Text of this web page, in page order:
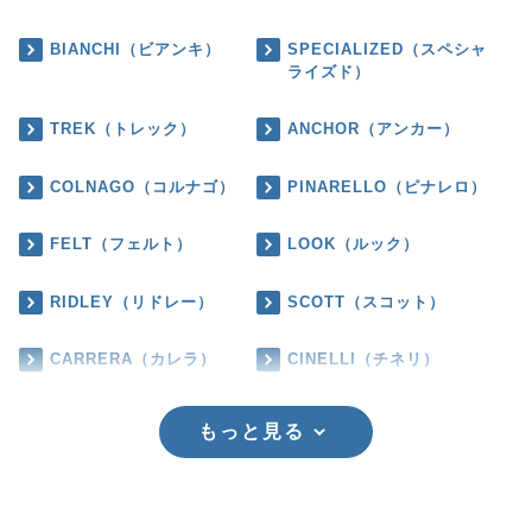
BIANCHI（ビアンキ）
SPECIALIZED（スペシャ
ライズド）
TREK（トレック） ANCHOR（アンカー）
COLNAGO（コルナゴ） PINARELLO（ピナレロ）
FELT（フェルト） LOOK（ルック）
RIDLEY（リドレー） SCOTT（スコット）
CARRERA（カレラ） CINELLI（チネリ）
もっと見る